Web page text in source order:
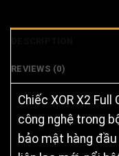
REVIEWS (0)
Chiếc XOR X2
công nghệ trong
bảo mật hàng đầu